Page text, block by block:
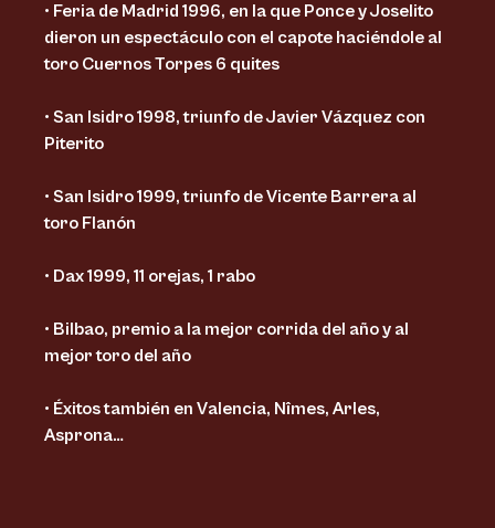
• Feria de Madrid 1996, en la que Ponce y Joselito
dieron un espectáculo con el capote haciéndole al
toro Cuernos Torpes 6 quites
• San Isidro 1998, triunfo de Javier Vázquez con
Piterito
• San Isidro 1999, triunfo de Vicente Barrera al
toro Flanón
• Dax 1999, 11 orejas, 1 rabo
• Bilbao, premio a la mejor corrida del año y al
mejor toro del año
• Éxitos también en Valencia, Nîmes, Arles,
Asprona…